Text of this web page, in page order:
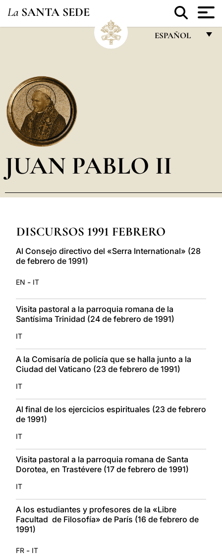
La SANTA SEDE
ESPAÑOL
POLSKI
العربيّة
LATINE
JUAN PABLO II
DISCURSOS 1991 FEBRERO
Al Consejo directivo del «Serra International» (28
de febrero de 1991)
EN - IT
Visita pastoral a la parroquia romana de la
Santísima Trinidad (24 de febrero de 1991)
IT
A la Comisaría de policía que se halla junto a la
Ciudad del Vaticano (23 de febrero de 1991)
IT
Al final de los ejercicios espirituales (23 de febrero
de 1991)
IT
Visita pastoral a la parroquia romana de Santa
Dorotea, en Trastévere (17 de febrero de 1991)
IT
A los estudiantes y profesores de la «Libre
Facultad de Filosofía» de París (16 de febrero de
1991)
FR - IT